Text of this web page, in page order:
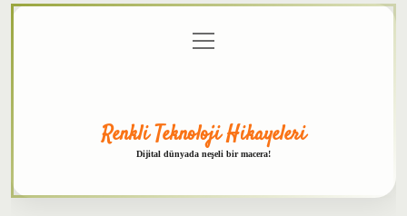
menüyü
aç
Renkli Teknoloji Hikayeleri
Dijital dünyada neşeli bir macera!